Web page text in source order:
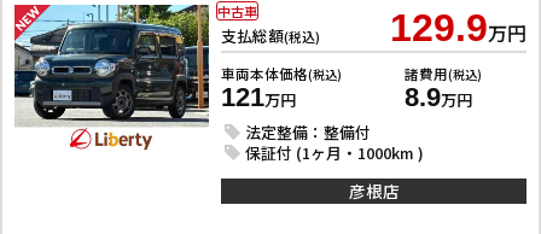
支払総額(税込) 129.9万円
車両本体価格(税込)
121万円
諸費用(税込)
8.9万円
法定整備：整備付
保証付 (1ヶ月・1000km )
中古車
彦根店